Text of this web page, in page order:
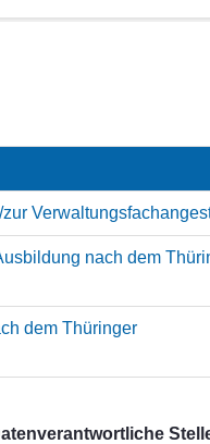
nach dem
dem Thüringer